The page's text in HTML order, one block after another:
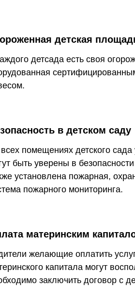
детская
детсада есть своя
в детском саду
помещениях детского
быть уверены в
установлена пожарная,
пожарного мониторинга.
материнским
желающие оплатить
капитала могут
заключить договор с